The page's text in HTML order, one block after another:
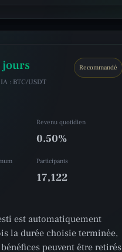
jours
: BTC/USDT
Recommandé
Revenu quotidien
0.50%
Participants
17,122
est automatiquement
la durée choisie terminée,
peuvent être retirés